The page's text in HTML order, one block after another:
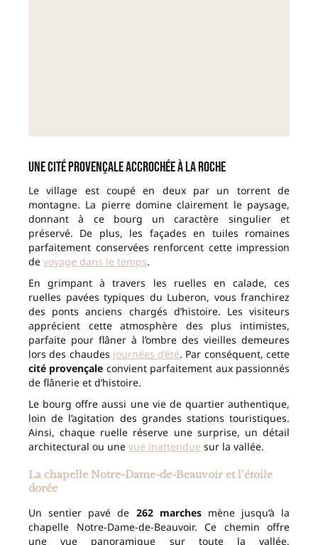
Une cité provençale accrochée à la roche
Le village est coupé en deux par un torrent de
montagne. La pierre domine clairement le paysage,
donnant à ce bourg un caractère singulier et
préservé. De plus, les façades en tuiles romaines
parfaitement conservées renforcent cette impression
de voyage dans le temps.
En grimpant à travers les ruelles en calade, ces
ruelles pavées typiques du Luberon, vous franchirez
des ponts anciens chargés d’histoire. Les visiteurs
apprécient cette atmosphère des plus intimistes,
parfaite pour flâner à l’ombre des vieilles demeures
lors des chaudes journées d’été. Par conséquent, cette
cité provençale convient parfaitement aux passionnés
de flânerie et d’histoire.
Le bourg offre aussi une vie de quartier authentique,
loin de l’agitation des grandes stations touristiques.
Ainsi, chaque ruelle réserve une surprise, un détail
architectural ou une vue inattendue sur la vallée.
La chapelle Notre-Dame-de-Beauvoir et l’étoile
dorée
Un sentier pavé de 262 marchesmène jusqu’à la
chapelle Notre-Dame-de-Beauvoir. Ce chemin offre
une vue panoramique sur toute la vallée,